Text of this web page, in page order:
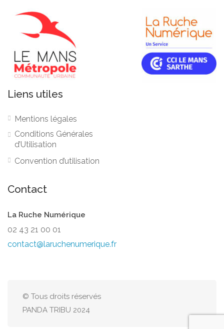
Liens utiles
Mentions légales
Conditions Générales
d’Utilisation
Convention d’utilisation
Contact
La Ruche Numérique
02 43 21 00 01
contact@laruchenumerique.fr
© Tous droits réservés
PANDA TRIBU 2024